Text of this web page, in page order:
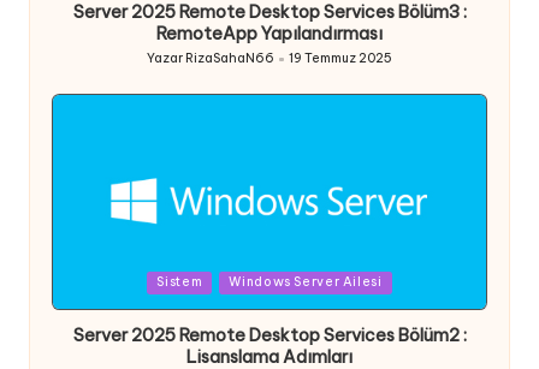
Server 2025 Remote Desktop Services Bölüm3 :
RemoteApp Yapılandırması
Yazar RizaSahaN66 19 Temmuz 2025
in
Sistem Windows Server Ailesi
Server 2025 Remote Desktop Services Bölüm2 :
Lisanslama Adımları